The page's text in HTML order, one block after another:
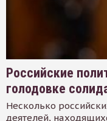
Российские
голодовке
Несколько
деятелей,